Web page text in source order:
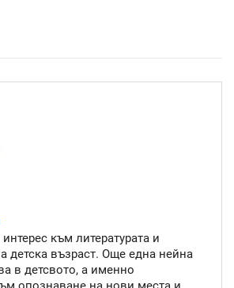
към литературата и
детска възраст. Още една нейна
в детсвото, а именно